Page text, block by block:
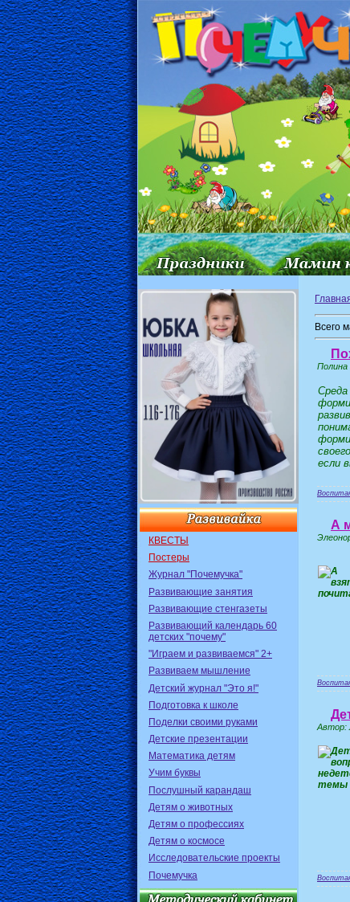
КВЕСТЫ
Постеры
Журнал "Почемучка"
Развивающие занятия
Развивающие стенгазеты
Развивающий календарь 60
детских "почему"
"Играем и развиваемся" 2+
Развиваем мышление
Детский журнал "Это я!"
Подготовка к школе
Поделки своими руками
Детские презентации
Математика детям
Учим буквы
Послушный карандаш
Детям о животных
Детям о профессиях
Детям о космосе
Исследовательские проекты
Почемучка
Всего
Полина
если
А
Автор: